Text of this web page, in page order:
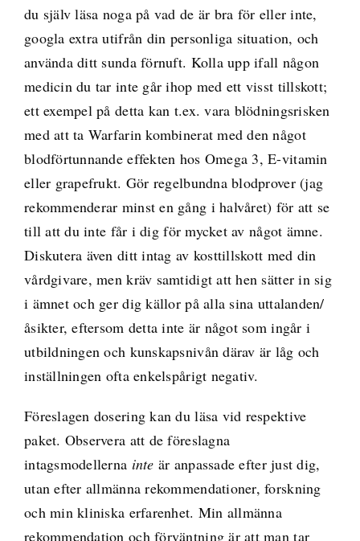
du själv läsa noga på vad de är bra för eller inte,
googla extra utifrån din personliga situation, och
använda ditt sunda förnuft. Kolla upp ifall någon
medicin du tar inte går ihop med ett visst tillskott;
ett exempel på detta kan t.ex. vara blödningsrisken
med att ta Warfarin kombinerat med den något
blodförtunnande effekten hos Omega 3, E-vitamin
eller grapefrukt. Gör regelbundna blodprover (jag
rekommenderar minst en gång i halvåret) för att se
till att du inte får i dig för mycket av något ämne.
Diskutera även ditt intag av kosttillskott med din
vårdgivare, men kräv samtidigt att hen sätter in sig
i ämnet och ger dig källor på alla sina uttalanden/
åsikter, eftersom detta inte är något som ingår i
utbildningen och kunskapsnivån därav är låg och
inställningen ofta enkelspårigt negativ.
Föreslagen dosering kan du läsa vid respektive
paket. Observera att de föreslagna
intagsmodellerna inte är anpassade efter just dig,
utan efter allmänna rekommendationer, forskning
och min kliniska erfarenhet. Min allmänna
rekommendation och förväntning är att man tar